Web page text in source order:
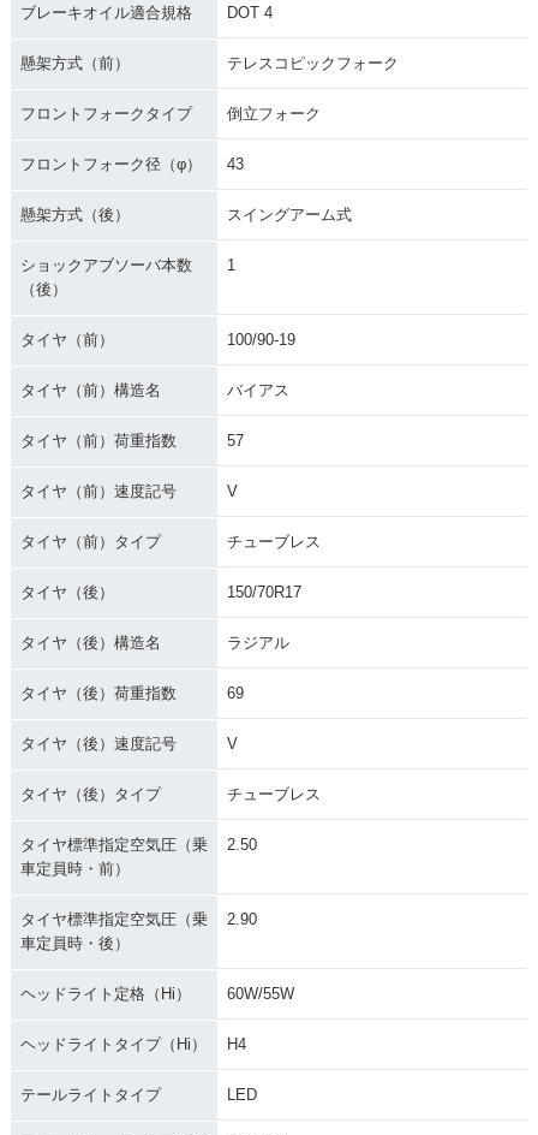
ブレーキオイル適合規格 DOT 4
懸架方式（前） テレスコピックフォーク
フロントフォークタイプ 倒立フォーク
フロントフォーク径（φ） 43
懸架方式（後） スイングアーム式
ショックアブソーバ本数
（後）
1
タイヤ（前） 100/90-19
タイヤ（前）構造名 バイアス
タイヤ（前）荷重指数 57
タイヤ（前）速度記号 V
タイヤ（前）タイプ チューブレス
タイヤ（後） 150/70R17
タイヤ（後）構造名 ラジアル
タイヤ（後）荷重指数 69
タイヤ（後）速度記号 V
タイヤ（後）タイプ チューブレス
タイヤ標準指定空気圧（乗
車定員時・前）
2.50
タイヤ標準指定空気圧（乗
車定員時・後）
2.90
ヘッドライト定格（Hi） 60W/55W
ヘッドライトタイプ（Hi） H4
テールライトタイプ LED